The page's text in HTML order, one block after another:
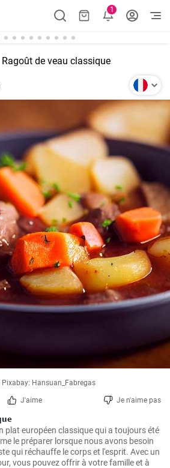
1
Ragoût de veau classique
Pixabay: Hansuan_Fabregas
J'aime Je n'aime pas
plat européen classique qui a toujours été
le préparer lorsque nous avons besoin
qui réchauffe le corps et l'esprit. Avec un
vous pouvez offrir à votre famille et à